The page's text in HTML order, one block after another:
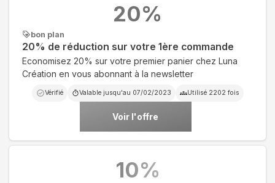
bon plan
20% de réduction sur votre 1ère commande
Economisez 20% sur votre premier panier chez Luna
Création en vous abonnant à la newsletter
Vérifié Valable jusqu'au 07/02/2023 Utilisé 2202 fois
Voir l'offre
20%
10%